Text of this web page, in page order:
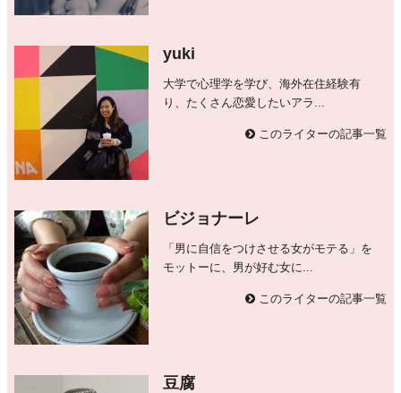
yuki
大学で心理学を学び、海外在住経験有
り、たくさん恋愛したいアラ...
このライターの記事一覧
ビジョナーレ
「男に自信をつけさせる女がモテる」を
モットーに、男が好む女に...
このライターの記事一覧
豆腐